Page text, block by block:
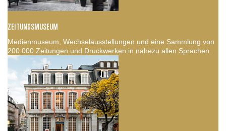
ZEITUNGSMUSEUM
Medienmuseum, Wechselausstellungen und eine Sammlung von
200.000 Zeitungen und Druckwerken in nahezu allen Sprachen.